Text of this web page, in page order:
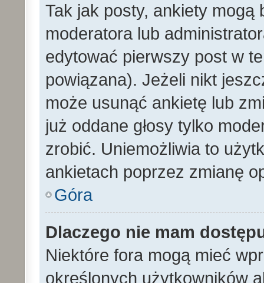
Tak jak posty, ankiety
moderatora lub
edytować pierwszy post w
powiązana). Jeżeli nikt
może usunąć ankietę lub
już oddane głosy tylko
zrobić. Uniemożliwia to
ankietach poprzez zmianę
Góra
Dlaczego nie mam
Niektóre fora mogą mieć
określonych użytkowników